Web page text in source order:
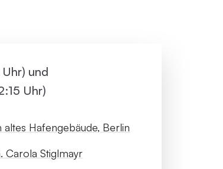
und
Uhr)
altes Hafengebäude, Berlin
Carola Stiglmayr